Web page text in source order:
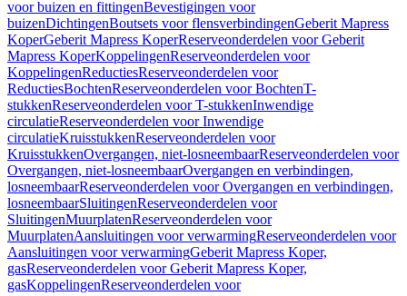
voor buizen en fittingenBevestigingen voor
buizenDichtingenBoutsets voor flensverbindingenGeberit Mapress
KoperGeberit Mapress KoperReserveonderdelen voor Geberit
Mapress KoperKoppelingenReserveonderdelen voor
KoppelingenReductiesReserveonderdelen voor
ReductiesBochtenReserveonderdelen voor BochtenT-
stukkenReserveonderdelen voor T-stukkenInwendige
circulatieReserveonderdelen voor Inwendige
circulatieKruisstukkenReserveonderdelen voor
KruisstukkenOvergangen, niet-losneembaarReserveonderdelen voor
Overgangen, niet-losneembaarOvergangen en verbindingen,
losneembaarReserveonderdelen voor Overgangen en verbindingen,
losneembaarSluitingenReserveonderdelen voor
SluitingenMuurplatenReserveonderdelen voor
MuurplatenAansluitingen voor verwarmingReserveonderdelen voor
Aansluitingen voor verwarmingGeberit Mapress Koper,
gasReserveonderdelen voor Geberit Mapress Koper,
gasKoppelingenReserveonderdelen voor